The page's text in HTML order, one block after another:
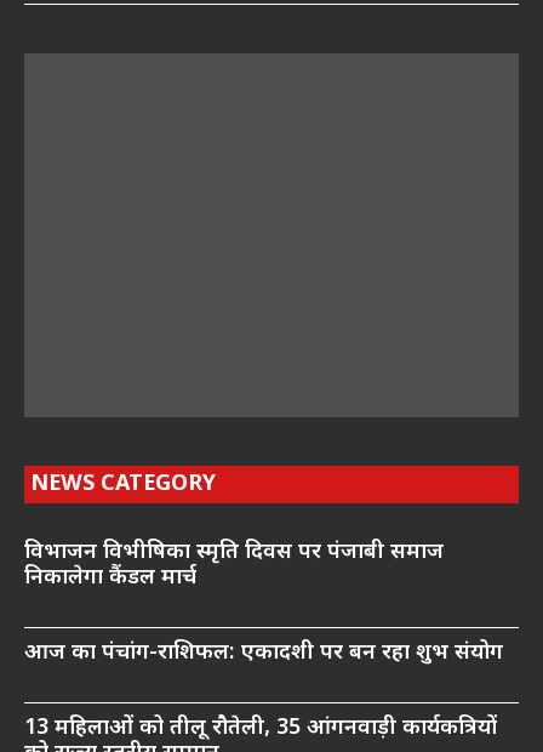
NEWS CATEGORY
विभाजन विभीषिका स्मृति दिवस पर पंजाबी समाज
निकालेगा कैंडल मार्च
आज का पंचांग-राशिफल: एकादशी पर बन रहा शुभ संयोग
13 महिलाओं को तीलू रौतेली, 35 आंगनवाड़ी कार्यकत्रियों